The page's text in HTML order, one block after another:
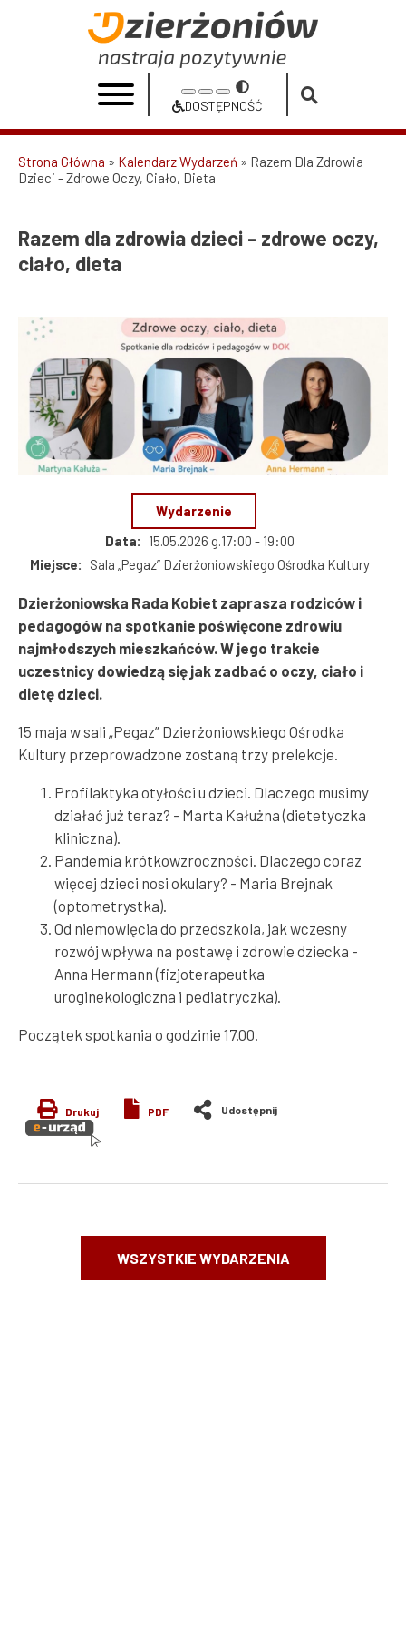
dzieci
oczy,
ciało,
Urząd
Miasta
Dzierżoniów
Increase
size
Reset
font
size
Decrease
size
Przełącz
na
Dostępność
DOSTĘPNOŚĆ
Ścieżka
Strona Główna Kalendarz Wydarzeń
Razem Dla Zdrowia
Dzieci - Zdrowe Oczy, Ciało, Dieta
Razem dla zdrowia dzieci - zdrowe oczy,
ciało, dieta
Wydarzenie
Data
15.05.2026 g.17:00 - 19:00
Miejsce
Sala „Pegaz” Dzierżoniowskiego Ośrodka Kultury
Dzierżoniowska Rada Kobiet zaprasza rodziców i
pedagogów na spotkanie poświęcone zdrowiu
najmłodszych mieszkańców. W jego trakcie
uczestnicy dowiedzą się jak zadbać o oczy, ciało i
dietę dzieci.
15 maja w sali „Pegaz” Dzierżoniowskiego Ośrodka
Kultury przeprowadzone zostaną trzy prelekcje.
Profilaktyka otyłości u dzieci. Dlaczego musimy
działać już teraz? - Marta Kałużna (dietetyczka
kliniczna).
Pandemia krótkowzroczności. Dlaczego coraz
więcej dzieci nosi okulary? - Maria Brejnak
(optometrystka).
Od niemowlęcia do przedszkola, jak wczesny
rozwój wpływa na postawę i zdrowie dziecka -
Anna Hermann (fizjoterapeutka
uroginekologiczna i pediatryczka).
Początek spotkania o godzinie 17.00.
Drukuj PDF
WSZYSTKIE WYDARZENIA